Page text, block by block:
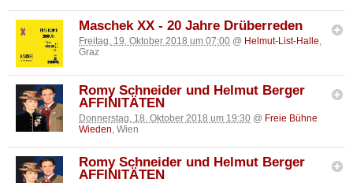
Maschek XX - 20 Jahre Drüberreden
Freitag, 19. Oktober 2018 um 07:00 @ Helmut-List-Halle
Graz
Romy Schneider und Helmut Berger
AFFINITÄTEN
Donnerstag, 18. Oktober 2018 um 19:30 @ Freie Bühne
Wieden , Wien
Romy Schneider und Helmut Berger
AFFINITÄTEN